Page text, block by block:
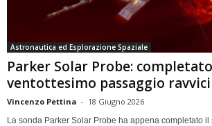
Astronautica ed Esplorazione Spaziale
Parker Solar Probe:
ventottesimo passaggio
Vincenzo Pettina - 18 Giugno 2026
La sonda Parker Solar Probe ha appena completato il